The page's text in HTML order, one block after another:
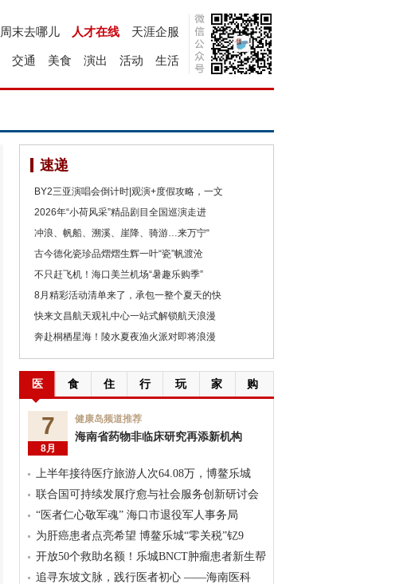
天涯企服
人才在线
周末去哪儿
生活
活动
演出
美食
交通
速递
BY2三亚演唱会倒计时|观演+度假攻略，一文
2026年“小荷风采”精品剧目全国巡演走进
冲浪、帆船、溯溪、崖降、骑游…来万宁“
古今德化瓷珍品熠熠生辉一叶“瓷”帆渡沧
不只赶飞机！海口美兰机场“暑趣乐购季”
8月精彩活动清单来了，承包一整个夏天的快
快来文昌航天观礼中心一站式解锁航天浪漫
奔赴桐栖星海！陵水夏夜渔火派对即将浪漫
医 食 住 行 玩 家 购
7
8月
健康岛频道推荐
海南省药物非临床研究再添新机构
上半年接待医疗旅游人次64.08万，博鳌乐城
联合国可持续发展疗愈与社会服务创新研讨会
“医者仁心敬军魂” 海口市退役军人事务局
为肝癌患者点亮希望 博鳌乐城“零关税”钇9
开放50个救助名额！乐城BNCT肿瘤患者新生帮
追寻东坡文脉，践行医者初心 ——海南医科